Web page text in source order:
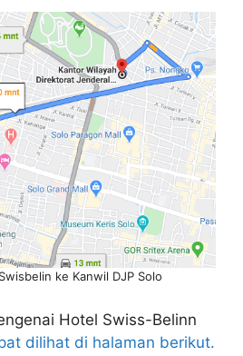
ke Kanwil DJP Solo
Hotel Swiss-Belinn
dilihat di halaman berikut.